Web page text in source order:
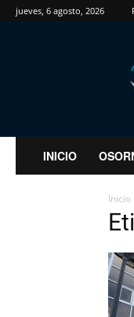
jueves, 6 agosto, 2026
INICIO
Inicio